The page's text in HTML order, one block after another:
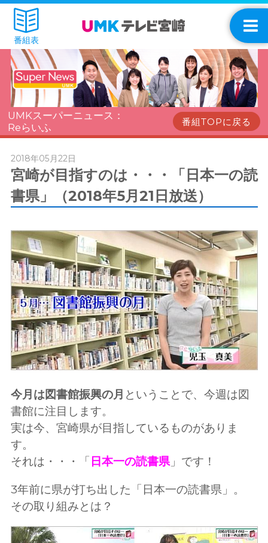
番組表
UMKスーパーニュース：
Reらいふ
番組TOPに戻る
2018年05月22日
宮崎が目指すのは・・・「日本一の読
書県」（2018年5月21日放送）
今月は図書館振興の月 ということで、今週は図
書館に注目します。
実は今、宮崎県が目指しているものがありま
す。
それは・・・「 日本一の読書県」です！
3年前に県が打ち出した「日本一の読書県」。
その取り組みとは？